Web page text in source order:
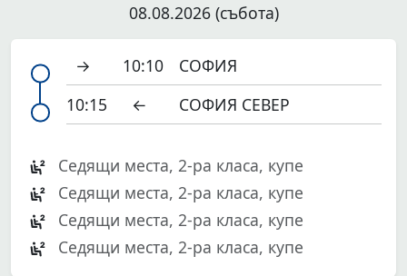
08.08.2026 (събота)
→ 10:10
СОФИЯ
10:15
← СОФИЯ СЕВЕР
Седящи места, 2-ра класа, купе
Седящи места, 2-ра класа, купе
Седящи места, 2-ра класа, купе
Седящи места, 2-ра класа, купе